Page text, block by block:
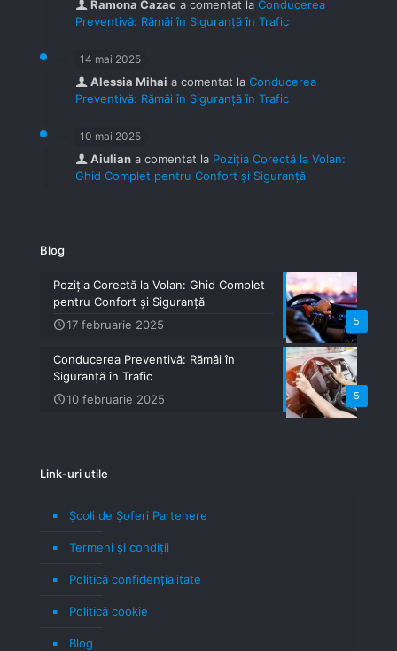
Ramona Cazac a comentat la Conducerea
Preventivă: Rămâi în Siguranță în Trafic
14 mai 2025
Alessia Mihai a comentat la Conducerea
Preventivă: Rămâi în Siguranță în Trafic
10 mai 2025
Aiulian a comentat la Poziția Corectă la Volan:
Ghid Complet pentru Confort și Siguranță
Blog
5
Poziția Corectă la Volan: Ghid Complet
pentru Confort și Siguranță
17 februarie 2025
5
Conducerea Preventivă: Rămâi în
Siguranță în Trafic
10 februarie 2025
Link-uri utile
Școli de Șoferi Partenere
Termeni şi condiţii
Politică confidenţialitate
Politică cookie
Blog